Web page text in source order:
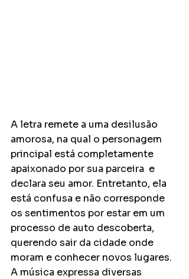
A letra remete a uma desilusão
amorosa, na qual o personagem
principal está completamente
apaixonado por sua parceira  e
declara seu amor. Entretanto, ela
está confusa e não corresponde
os sentimentos por estar em um
processo de auto descoberta,
querendo sair da cidade onde
moram e conhecer novos lugares.
A música expressa diversas